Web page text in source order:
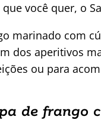
você quer, o
marinado com
dos aperitivos
ou para
de frango